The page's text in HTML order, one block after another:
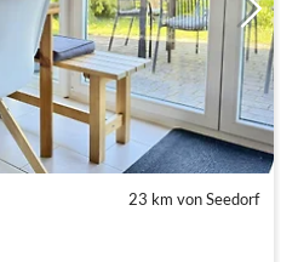
23 km von Seedorf